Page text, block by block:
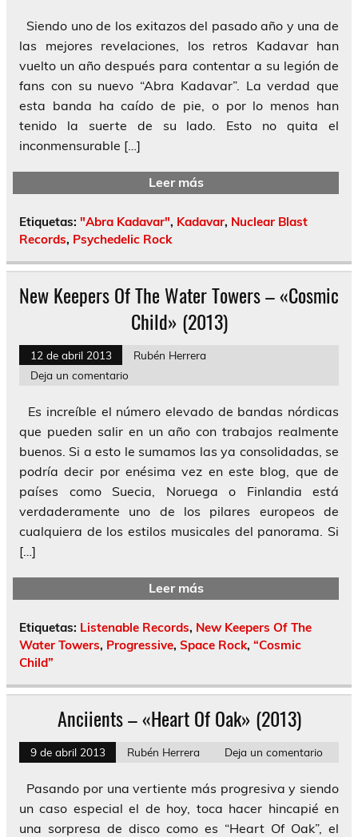
Siendo uno de los exitazos del pasado año y una de
las mejores revelaciones, los retros Kadavar han
vuelto un año después para contentar a su legión de
fans con su nuevo “Abra Kadavar”. La verdad que
esta banda ha caído de pie, o por lo menos han
tenido la suerte de su lado. Esto no quita el
inconmensurable […]
Leer más
Etiquetas: "Abra Kadavar", Kadavar, Nuclear Blast
Records, Psychedelic Rock
New Keepers Of The Water Towers – «Cosmic
Child» (2013)
12 de abril 2013
Rubén Herrera
Deja un comentario
Es increíble el número elevado de bandas nórdicas
que pueden salir en un año con trabajos realmente
buenos. Si a esto le sumamos las ya consolidadas, se
podría decir por enésima vez en este blog, que de
países como Suecia, Noruega o Finlandia está
verdaderamente uno de los pilares europeos de
cualquiera de los estilos musicales del panorama. Si
[…]
Leer más
Etiquetas: Listenable Records, New Keepers Of The
Water Towers, Progressive, Space Rock, “Cosmic
Child”
Anciients – «Heart Of Oak» (2013)
9 de abril 2013 Rubén Herrera Deja un comentario
Pasando por una vertiente más progresiva y siendo
un caso especial el de hoy, toca hacer hincapié en
una sorpresa de disco como es “Heart Of Oak”, el